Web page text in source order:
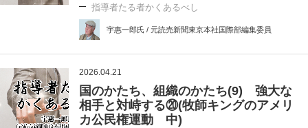
指導者たる者かくあるべし
宇惠一郎氏 / 元読売新聞東京本社国際部編集委員
2026.04.21
国のかたち、組織のかたち(9) 強大な
相手と対峙する⑳(牧師キングのアメリ
カ公民権運動 中)